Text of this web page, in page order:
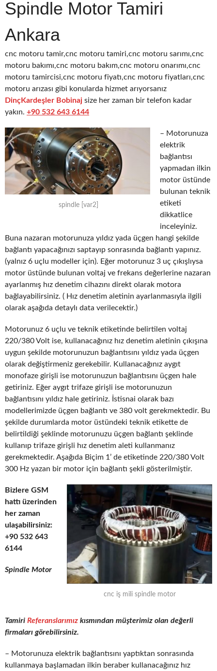
Spindle Motor Tamiri
Ankara
cnc motoru tamir,cnc motoru tamiri,cnc motoru sarımı,cnc
motoru bakımı,cnc motoru bakım,cnc motoru onarımı,cnc
motoru tamircisi,cnc motoru fiyatı,cnc motoru fiyatları,cnc
motoru arızası gibi konularda hizmet arıyorsanız
DinçKardeşler Bobinaj size her zaman bir telefon kadar
yakın. +90 532 643 6144
spindle [var2]
– Motorunuza
elektrik
bağlantısı
yapmadan ilkin
motor üstünde
bulunan teknik
etiketi
dikkatlice
inceleyiniz.
Buna nazaran motorunuza yıldız yada üçgen hangi şekilde
bağlantı yapacağınızı saptayıp sonrasında bağlantı yapınız.
(yalnız 6 uçlu modeller için). Eğer motorunuz 3 uç çıkışlıysa
motor üstünde bulunan voltaj ve frekans değerlerine nazaran
ayarlanmış hız denetim cihazını direkt olarak motora
bağlayabilirsiniz. ( Hız denetim aletinin ayarlanmasıyla ilgili
olarak aşağıda detaylı data verilecektir.)
Motorunuz 6 uçlu ve teknik etiketinde belirtilen voltaj
220/380 Volt ise, kullanacağınız hız denetim aletinin çıkışına
uygun şekilde motorunuzun bağlantısını yıldız yada üçgen
olarak değiştirmeniz gerekebilir. Kullanacağınız aygıt
monofaze girişli ise motorunuzun bağlantısını üçgen hale
getiriniz. Eğer aygıt trifaze girişli ise motorunuzun
bağlantısını yıldız hale getiriniz. İstisnai olarak bazı
modellerimizde üçgen bağlantı ve 380 volt gerekmektedir. Bu
şekilde durumlarda motor üstündeki teknik etikette de
belirtildiği şeklinde motorunuzu üçgen bağlantı şeklinde
kullanıp trifaze girişli hız denetim aleti kullanmanız
gerekmektedir. Aşağıda Biçim 1’ de etiketinde 220/380 Volt
300 Hz yazan bir motor için bağlantı şekli gösterilmiştir.
cnc iş mili spindle motor
Bizlere GSM
hattı üzerinden
her zaman
ulaşabilirsiniz:
+90 532 643
6144
Spindle Motor
Tamiri Referanslarımız kısmından müşterimiz olan değerli
firmaları görebilirsiniz.
– Motorunuza elektrik bağlantısını yaptıktan sonrasında
kullanmaya başlamadan ilkin beraber kullanacağınız hız